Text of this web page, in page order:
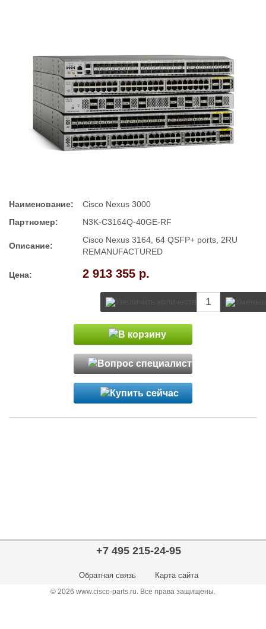
Наименование:
Cisco Nexus 3000
Партномер:
N3K-C3164Q-40GE-RF
Описание:
Cisco Nexus 3164, 64 QSFP+ ports, 2RU
REMANUFACTURED
Цена: 2 913 355 р.
+7 495 215-24-95
Обратная связь Карта сайта
© 2026 www.cisco-parts.ru. Все права защищены.